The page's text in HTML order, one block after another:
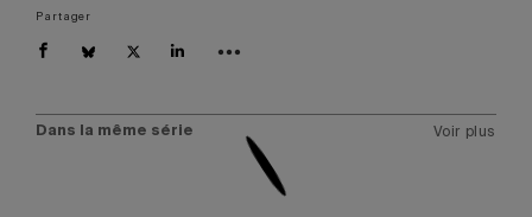
Partager
Dans la même série Voir plus